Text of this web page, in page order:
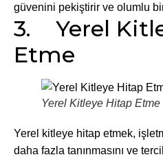
güvenini pekiştirir ve olumlu bir
3. Yerel
Etme
Yerel Kitleye Hitap Etme
Yerel kitleye hitap etmek,
daha fazla tanınmasını ve